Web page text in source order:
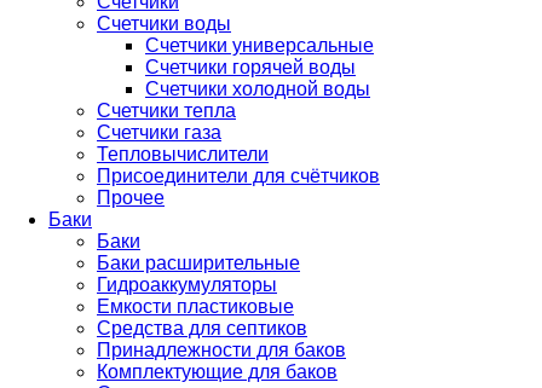
Счетчики воды
Счетчики универсальные
Счетчики горячей воды
Счетчики холодной воды
Счетчики тепла
Счетчики газа
Тепловычислители
Присоединители для счётчиков
Прочее
Баки
Баки
Баки расширительные
Гидроаккумуляторы
Емкости пластиковые
Средства для септиков
Принадлежности для баков
Комплектующие для баков